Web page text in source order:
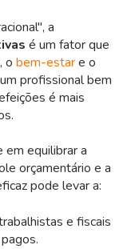
a
é um fator que
o bem-estare o
profissional bem
é mais
em equilibrar a
orçamentário e a
pode levar a:
e fiscais